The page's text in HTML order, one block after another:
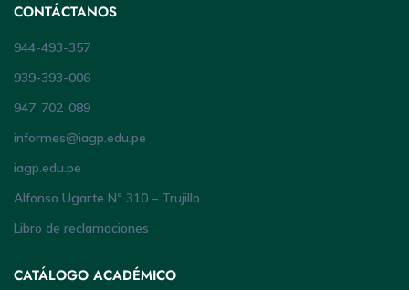
CONTÁCTANOS
944-493-357
939-393-006
947-702-089
informes@iagp.edu.pe
iagp.edu.pe
Alfonso Ugarte Nº 310 – Trujillo
Libro de reclamaciones
CATÁLOGO ACADÉMICO